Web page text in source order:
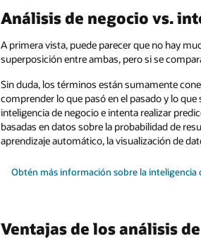
Análisis de negocio vs.
A primera vista, puede parecer que no hay
superposición entre ambas, pero si se
Sin duda, los términos están sumamente
comprender lo que pasó en el pasado y lo
inteligencia de negocio e intenta realizar
basadas en datos sobre la probabilidad de
aprendizaje automático, la visualización de
Obtén más información sobre la inteligencia
Ventajas de los análisis